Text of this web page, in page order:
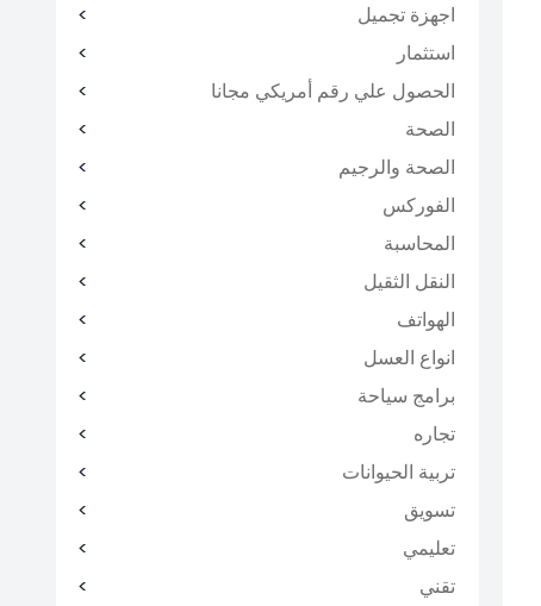
اجهزة تجميل
استثمار
الحصول علي رقم أمريكي مجانا
الصحة
الصحة والرجيم
الفوركس
المحاسبة
النقل الثقيل
الهواتف
انواع العسل
برامج سياحة
تجاره
تربية الحيوانات
تسويق
تعليمي
تقني